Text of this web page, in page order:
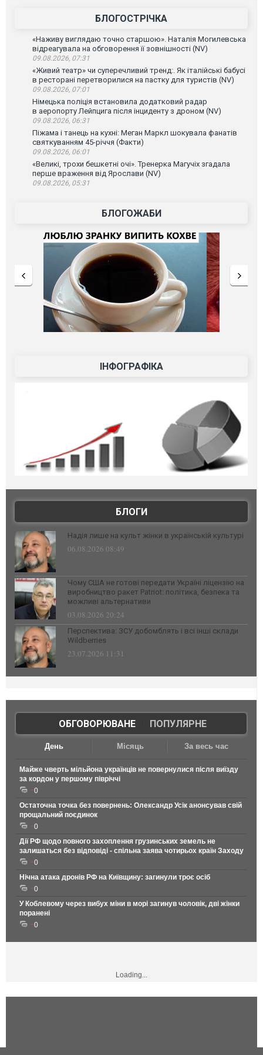
БЛОГОСТРІЧКА
«Наживу виглядаю точно старшою». Наталія Могилевська
відреагувала на обговорення її зовнішності (NV)
09.08.2026, 07:31
«Живий театр» чи суперечливий тренд:. Як італійські бабусі
в ресторані перетворилися на пастку для туристів (NV)
09.08.2026, 07:01
Німецька поліція встановила додатковий радар
в аеропорту Лейпцига після інциденту з дроном (NV)
09.08.2026, 06:31
Піжама і танець на кухні: Меган Маркл шокувала фанатів
святкуванням 45-річчя (Факти)
09.08.2026, 06:01
«Великі, трохи бешкетні очі». Тренерка Магучіх згадала
перше враження від Ярослави (NV)
09.08.2026, 05:31
БЛОГОЖАБИ
ІНФОГРАФІКА
БЛОГИ
Надія лише на культ жінки в українській культурі
06.08.2026 08:49
Чому США не готові передати Україні ліцензію на
виробництво ракет Patriot: політика, безпека та
можливі альтернативи
03.08.2026 20:24
Перспектива: ЗСУ добомблять і всі інші склади
Wildberries
23.07.2026 11:31
ОБГОВОРЮВАНЕ| ПОПУЛЯРНЕ
День Місяць За весь час
Майже чверть мільйона українців не повернулися після виїзду
за кордон у першому півріччі
0
Остаточна точка без повернень: Олександр Усік анонсував свій
прощальний поєдинок
0
Дії РФ щодо повного захоплення грузинських земель не
залишаться без відповіді - спільна заява чотирьох країн Заходу
0
Нічна атака дронів РФ на Київщину: загинули троє осіб
0
У Коблевому через вибух міни в морі загинув чоловік, дві жінки
поранені
0
Loading...